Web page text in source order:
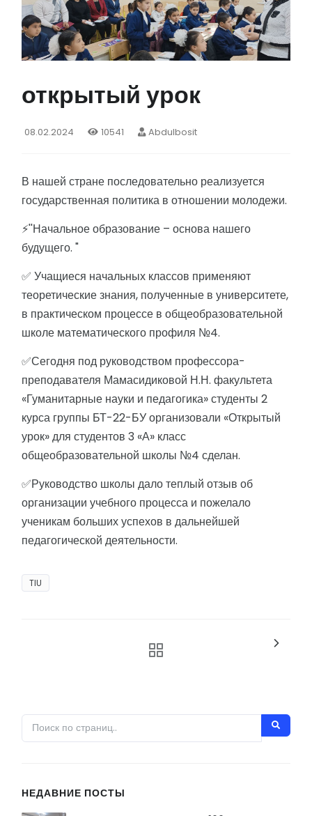
открытый урок
08.02.2024 10541 Abdulbosit
В нашей стране последовательно реализуется
государственная политика в отношении молодежи.
⚡️''Начальное образование – основа нашего
будущего. "
✅ Учащиеся начальных классов применяют
теоретические знания, полученные в университете,
в практическом процессе в общеобразовательной
школе математического профиля №4.
✅Сегодня под руководством профессора-
преподавателя Мамасидиковой Н.Н. факультета
«Гуманитарные науки и педагогика» студенты 2
курса группы БТ-22-БУ организовали «Открытый
урок» для студентов 3 «А» класс
общеобразовательной школы №4 сделан.
✅Руководство школы дало теплый отзыв об
организации учебного процесса и пожелало
ученикам больших успехов в дальнейшей
педагогической деятельности.
TIU
НЕДАВНИЕ ПОСТЫ